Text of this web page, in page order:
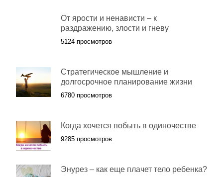
От ярости и ненависти – к
раздражению, злости и гневу
5124 просмотров
Стратегическое мышление и
долгосрочное планирование жизни
6780 просмотров
Когда хочется побыть в одиночестве
9285 просмотров
Энурез – как еще плачет тело ребенка?